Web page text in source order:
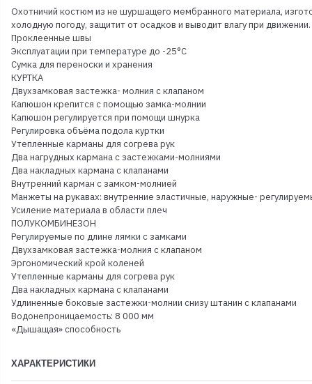
Охотничий костюм из не шуршащего мембранного материала,
холодную погоду, защитит от осадков и выводит влагу при движении.
Проклеенные швы
Эксплуатации при температуре до -25°C
Сумка для переноски и хранения
КУРТКА
Двухзамковая застежка- молния с клапаном
Капюшон крепится с помощью замка-молнии
Капюшон регулируется при помощи шнурка
Регулировка объёма подола куртки
Утепленные карманы для согрева рук
Два нагрудных кармана с застежками-молниями
Два накладных кармана с клапанами
Внутренний карман с замком-молнией
Манжеты на рукавах: внутренние эластичные, наружные-
Усиление материала в области плеч
ПОЛУКОМБИНЕЗОН
Регулируемые по длине лямки с замками
Двухзамковая застежка-молния с клапаном
Эргономический крой коленей
Утепленные карманы для согрева рук
Два накладных кармана с клапанами
Удлиненные боковые застежки-молнии снизу штанин с клапанами
Водонепроницаемость: 8 000 мм
«Дышащая» способность
ХАРАКТЕРИСТИКИ